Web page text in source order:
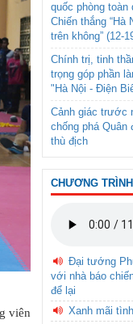
viên
quốc phòng toàn
Chiến thắng “Hà
trên không” (12-
Chính trị, tinh
trọng góp phần
"Hà Nội - Điện
Cảnh giác trước
chống phá Quân
thù địch
CHƯƠNG
Đại tướng
với nhà báo
để lại
Xanh mãi